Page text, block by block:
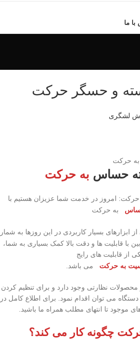
ما
و حسگر حرکت
لشگری
حساس به حرکت
امروز در خدمت شما عزیزان هستیم با
به حرکت
ابزارهای بسیار کاربردی در این روزها به شمار
با قابلیت ها و دقت بالا کمک بسیاری به شما،
از قابلیت های رایج
به حرکت
می باشد.
نظارتی وجود دارد و برای تنظیم کردن
می توان اقدام نمود. برای اطلاع کامل در
موجود تا انتهای مطلب همراه ما باشید.
چگونه کار می کند؟